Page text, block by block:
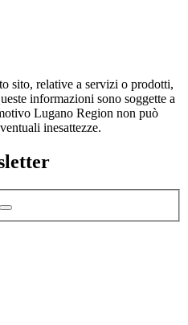
sito, relative a servizi o prodotti,
informazioni sono soggette a
Lugano Region non può
inesattezze.